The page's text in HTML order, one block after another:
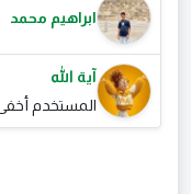
ابراهيم محمد
آية الله
المستخدم أخفى